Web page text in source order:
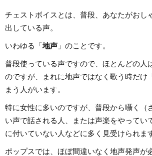
チェストボイスとは、普段、あなたがおし
出している声。
いわゆる「地声 」のことです。
普段使っている声ですので、ほとんどの人
のですが、まれに地声ではなく歌う時だけ
まう人がいます。
特に女性に多いのですが、普段から囁く（
い声で話される人、または声楽をやってい
に付いていない人などに多く見受けられま
ポップスでは、ほぼ間違いなく地声発声が